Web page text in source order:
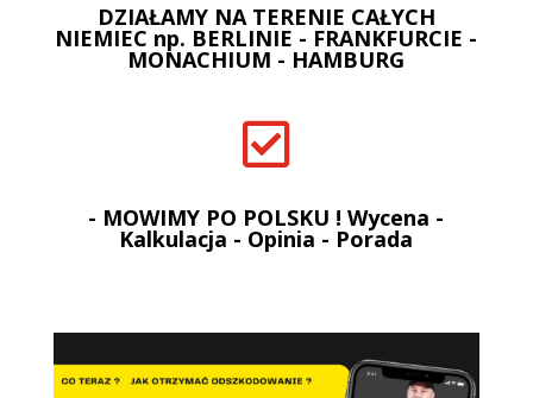
DZIAŁAMY NA TERENIE CAŁYCH
NIEMIEC np. BERLINIE - FRANKFURCIE -
MONACHIUM - HAMBURG

- MOWIMY PO POLSKU ! Wycena -
Kalkulacja - Opinia - Porada